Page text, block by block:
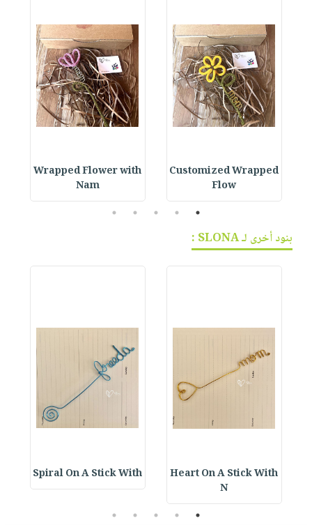
Customized Wrapped
Flow
Wrapped Flower with
Nam
1
2
3
4
5
بنود أخرى لـ SLONA :
Heart On A Stick With
N
Spiral On A Stick With
1
2
3
4
5